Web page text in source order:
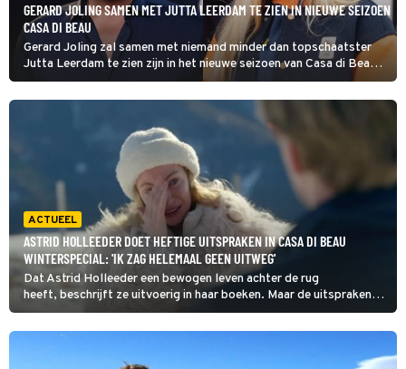
GERARD JOLING SAMEN MET JUTTA LEERDAM TE ZIEN IN NIEUWE SEIZOEN
CASA DI BEAU
Gerard Joling zal samen met niemand minder dan topschaatster
Jutta Leerdam te zien zijn in het nieuwe seizoen van Casa di Beau,
zo maakte de entertainer maandagmorgen bekend in De Radio 538
Ochtendshow: 'Ik weet eigenlijk niet of ik dat mag zeggen.'
ACTUEEL
ASTRID HOLLEEDER DOET HEFTIGE UITSPRAKEN IN CASA DI BEAU
WINTERSPECIAL: 'IK ZAG HELEMAAL GEEN UITWEG'
Dat Astrid Holleeder een bewogen leven achter de rug
heeft, beschrijft ze uitvoerig in haar boeken. Maar de uitspraken
die ze er in de Casa di Beau Winterspecial over doet, zijn minstens
zo heftig. Over haar gewelddadige vader. En hoe eenzaam ze was.